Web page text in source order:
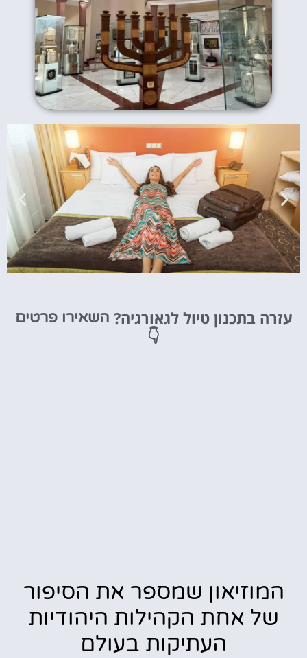
מציאת מלון
עזרה בתכנון טיול לגאורגיה? השאירו פרטים
👇
המוזיאון שמספר את הסיפור
של אחת הקהילות היהודיות
העתיקות בעולם